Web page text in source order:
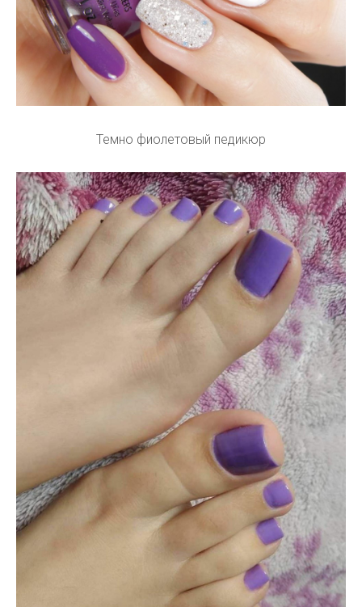
Темно фиолетовый педикюр